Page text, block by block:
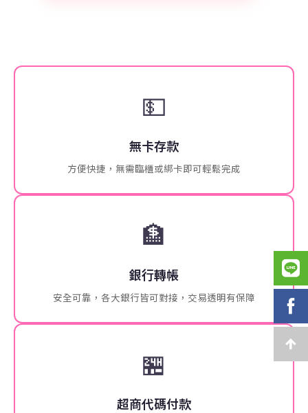
💵
無卡存款
方便快捷，無需臨櫃或綁卡即可輕鬆完成
🏦
銀行轉帳
安全可靠，各大銀行皆可對接，交易透明有保障
🏪
超商代碼付款